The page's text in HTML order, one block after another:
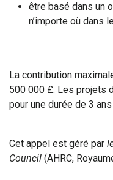
être basé dans un
n’importe où dans
La contribution
500 000 £. Les projets
pour une durée de 3
Cet appel est géré par
Council (AHRC,